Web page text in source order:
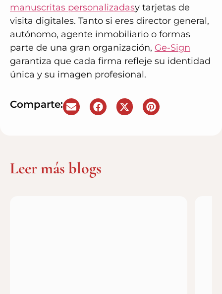
manuscritas personalizadasy tarjetas de
visita digitales. Tanto si eres director general,
autónomo, agente inmobiliario o formas
parte de una gran organización, Ge-Sign
garantiza que cada firma refleje su identidad
única y su imagen profesional.
Comparte:
Leer más blogs